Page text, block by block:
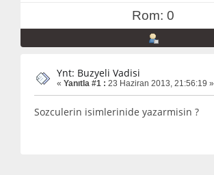
Rom: 0
Ynt: Buzyeli Vadisi
« Yanıtla #1 : 23 Haziran 2013, 21:56:19 »
Sozculerin isimlerinide yazarmisin ?